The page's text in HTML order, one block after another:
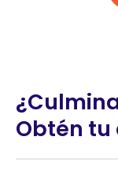
Obtén